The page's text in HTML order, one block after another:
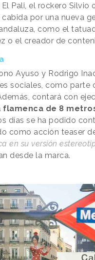
Pali, el rockero Silvio
por una nueva
como el
o el creador de
Ayuso y Rodrigo
sociales, como parte
contará con
flamenca de 8
días se ha podido
como acción teaser
en su versión
desde la marca.